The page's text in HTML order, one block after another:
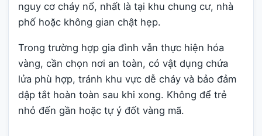
nguy cơ cháy nổ, nhất là tại khu chung cư, nhà
phố hoặc không gian chật hẹp.
Trong trường hợp gia đình vẫn thực hiện hóa
vàng, cần chọn nơi an toàn, có vật dụng chứa
lửa phù hợp, tránh khu vực dễ cháy và bảo đảm
dập tắt hoàn toàn sau khi xong. Không để trẻ
nhỏ đến gần hoặc tự ý đốt vàng mã.